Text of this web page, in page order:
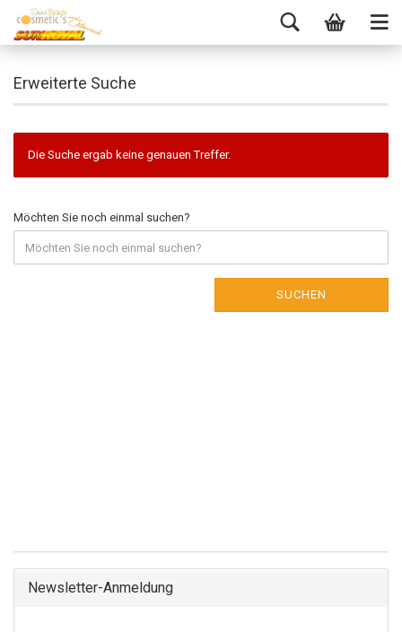
Erweiterte Suche
Die Suche ergab keine genauen Treffer.
Möchten Sie noch einmal suchen?
SUCHEN
Newsletter-Anmeldung